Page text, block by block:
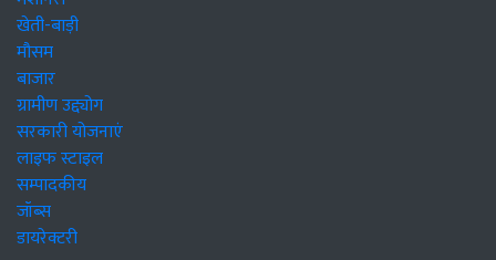
खेती-बाड़ी
मौसम
बाजार
ग्रामीण उद्द्योग
सरकारी योजनाएं
लाइफ स्टाइल
सम्पादकीय
जॉब्स
डायरेक्टरी